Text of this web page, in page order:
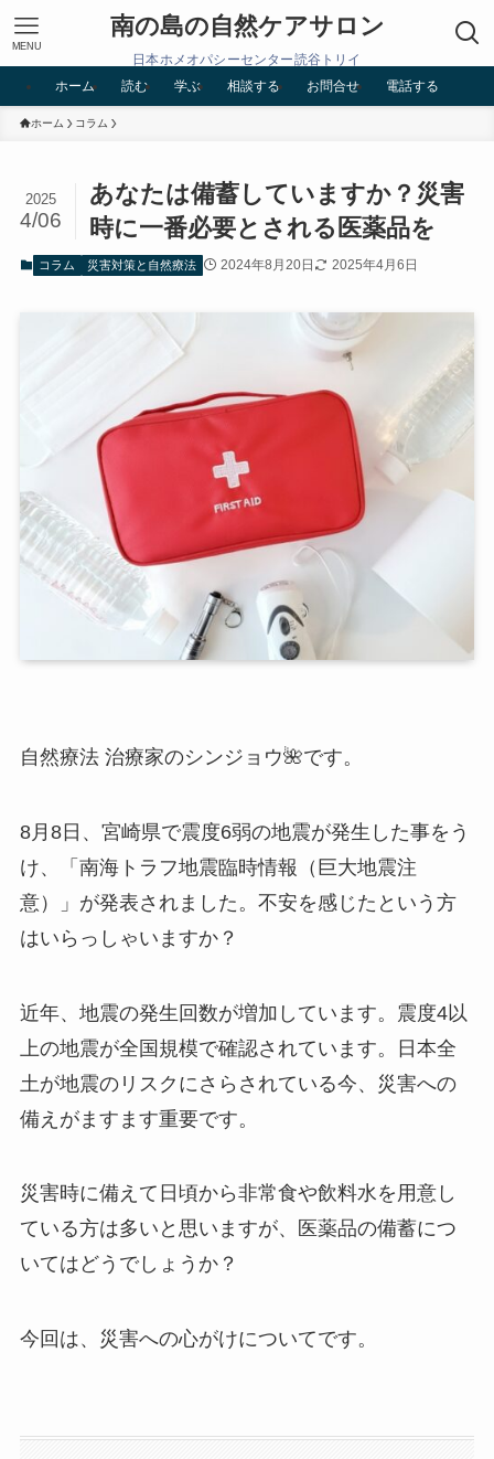
南の島の自然ケアサロン
日本ホメオパシーセンター読谷トリイ
MENU
ホーム 読む 学ぶ 相談する お問合せ 電話する
ホーム コラム
あなたは備蓄していますか？災害
時に一番必要とされる医薬品を
2025
4/06
コラム 災害対策と自然療法 2024年8月20日 2025年4月6日
自然療法 治療家のシンジョウ🌺です。
8月8日、宮崎県で震度6弱の地震が発生した事をう
け、「南海トラフ地震臨時情報（巨大地震注
意）」が発表されました。不安を感じたという方
はいらっしゃいますか？
近年、地震の発生回数が増加しています。震度4以
上の地震が全国規模で確認されています。日本全
土が地震のリスクにさらされている今、災害への
備えがますます重要です。
災害時に備えて日頃から非常食や飲料水を用意し
ている方は多いと思いますが、医薬品の備蓄につ
いてはどうでしょうか？
今回は、災害への心がけについてです。